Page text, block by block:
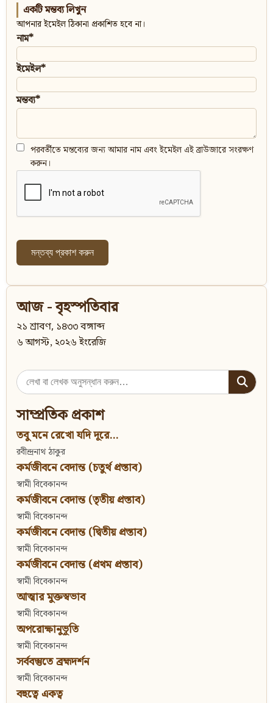
একটি মন্তব্য লিখুন
আপনার ইমেইল ঠিকানা প্রকাশিত হবে না।
নাম*
ইমেইল*
মন্তব্য*
পরবর্তীতে মন্তব্যের জন্য আমার নাম এবং ইমেইল এই ব্রাউজারে সংরক্ষণ
করুন।
আজ - বৃহস্পতিবার
২১ শ্রাবণ, ১৪৩৩ বঙ্গাব্দ
৬ আগস্ট, ২০২৬ ইংরেজি
Search
for:
সাম্প্রতিক প্রকাশ
তবু মনে রেখো যদি দূরে...
রবীন্দ্রনাথ ঠাকুর
কর্মজীবনে বেদান্ত (চতুর্থ প্রস্তাব)
স্বামী বিবেকানন্দ
কর্মজীবনে বেদান্ত (তৃতীয় প্রস্তাব)
স্বামী বিবেকানন্দ
কর্মজীবনে বেদান্ত (দ্বিতীয় প্রস্তাব)
স্বামী বিবেকানন্দ
কর্মজীবনে বেদান্ত (প্রথম প্রস্তাব)
স্বামী বিবেকানন্দ
আত্মার মুক্তস্বভাব
স্বামী বিবেকানন্দ
অপরোক্ষানুভূতি
স্বামী বিবেকানন্দ
সর্ববস্তুতে ব্রহ্মদর্শন
স্বামী বিবেকানন্দ
বহুত্বে একত্ব